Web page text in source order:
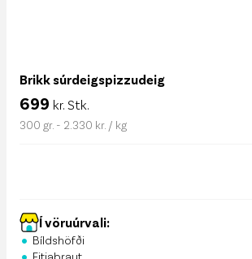
Brikk súrdeigspizzudeig
699 kr. Stk.
300 gr. - 2.330 kr. / kg
Í vöruúrvali:
• Bíldshöfði